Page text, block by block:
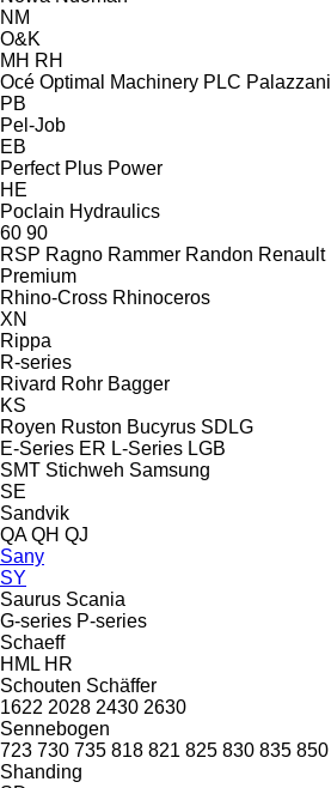
NM
O&K
MH RH
Océ Optimal Machinery PLC Palazzani
PB
Pel-Job
EB
Perfect Plus Power
HE
Poclain Hydraulics
60 90
RSP Ragno Rammer Randon Renault
Premium
Rhino-Cross Rhinoceros
XN
Rippa
R-series
Rivard Rohr Bagger
KS
Royen Ruston Bucyrus SDLG
E-Series ER L-Series LGB
SMT Stichweh Samsung
SE
Sandvik
QA QH QJ
Sany
SY
Saurus Scania
G-series P-series
Schaeff
HML HR
Schouten Schäffer
1622 2028 2430 2630
Sennebogen
723 730 735 818 821 825 830 835 850
Shanding